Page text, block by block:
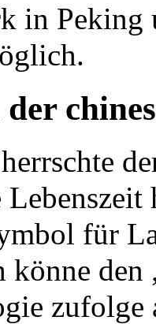
in Peking
für
könne
zufolge